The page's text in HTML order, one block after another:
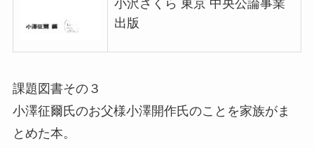
小沢さくら 東京 中央公論事業
出版
課題図書その３
小澤征爾氏のお父様小澤開作氏のことを家族がま
とめた本。